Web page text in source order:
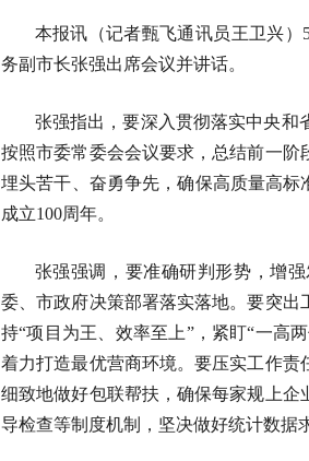
本报讯（记者甄飞通讯员王卫兴
务副市长张强出席会议并讲话。
张强指出，要深入贯彻落实中央和
按照市委常委会会议要求，总结前一阶
埋头苦干、奋勇争先，确保高质量高标
成立100周年。
张强强调，要准确研判形势，增
委、市政府决策部署落实落地。要突
持“项目为王、效率至上”，紧盯“一高
着力打造最优营商环境。要压实工作责
细致地做好包联帮扶，确保每家规上
导检查等制度机制，坚决做好统计数据